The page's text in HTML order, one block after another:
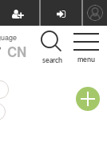
menu
CN search